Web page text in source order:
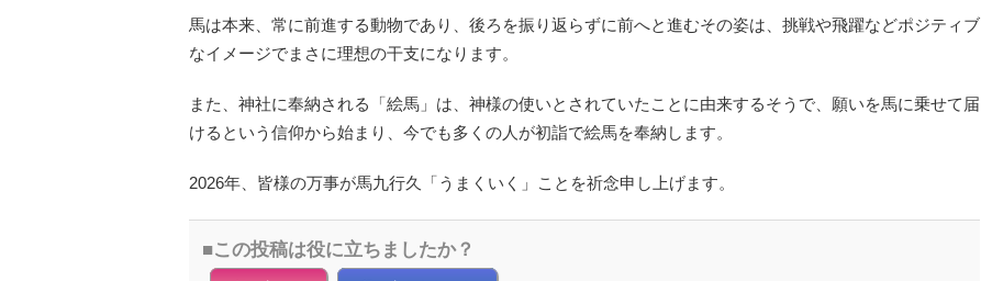
馬は本来、常に前進する動物であり、後ろを振り返らずに前へと進むその姿は、挑戦や飛躍などポジティブ
なイメージでまさに理想の干支になります。
また、神社に奉納される「絵馬」は、神様の使いとされていたことに由来するそうで、願いを馬に乗せて届
けるという信仰から始まり、今でも多くの人が初詣で絵馬を奉納します。
2026年、皆様の万事が馬九行久「うまくいく」ことを祈念申し上げます。
この投稿は役に立ちましたか？